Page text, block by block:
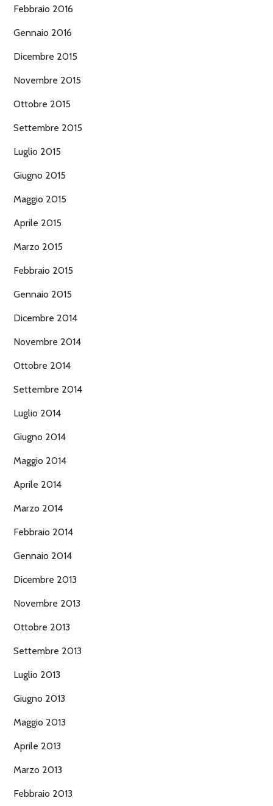
Febbraio 2016
Gennaio 2016
Dicembre 2015
Novembre 2015
Ottobre 2015
Settembre 2015
Luglio 2015
Giugno 2015
Maggio 2015
Aprile 2015
Marzo 2015
Febbraio 2015
Gennaio 2015
Dicembre 2014
Novembre 2014
Ottobre 2014
Settembre 2014
Luglio 2014
Giugno 2014
Maggio 2014
Aprile 2014
Marzo 2014
Febbraio 2014
Gennaio 2014
Dicembre 2013
Novembre 2013
Ottobre 2013
Settembre 2013
Luglio 2013
Giugno 2013
Maggio 2013
Aprile 2013
Marzo 2013
Febbraio 2013